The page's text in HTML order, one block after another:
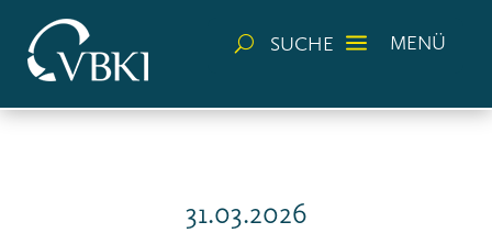
U SUCHE a MENÜ
31.03.2026